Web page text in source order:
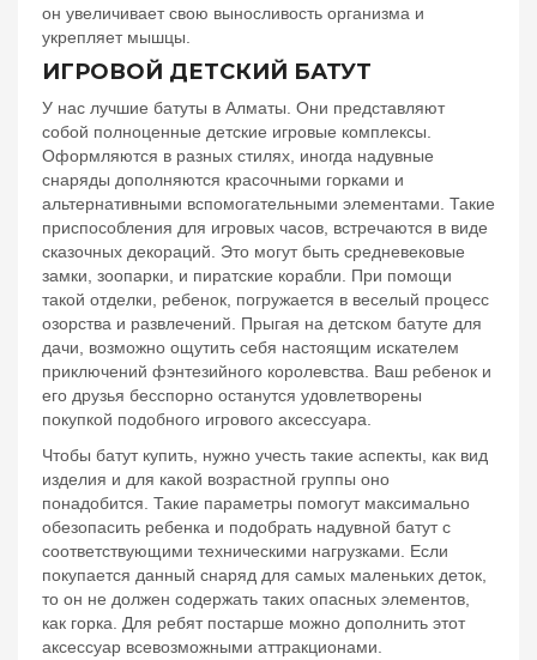
он увеличивает свою выносливость организма и
укрепляет мышцы.
ИГРОВОЙ ДЕТСКИЙ БАТУТ
У нас лучшие батуты в Алматы. Они представляют
собой полноценные детские игровые комплексы.
Оформляются в разных стилях, иногда надувные
снаряды дополняются красочными горками и
альтернативными вспомогательными элементами. Такие
приспособления для игровых часов, встречаются в виде
сказочных декораций. Это могут быть средневековые
замки, зоопарки, и пиратские корабли. При помощи
такой отделки, ребенок, погружается в веселый процесс
озорства и развлечений. Прыгая на детском батуте для
дачи, возможно ощутить себя настоящим искателем
приключений фэнтезийного королевства. Ваш ребенок и
его друзья бесспорно останутся удовлетворены
покупкой подобного игрового аксессуара.
Чтобы батут купить, нужно учесть такие аспекты, как вид
изделия и для какой возрастной группы оно
понадобится. Такие параметры помогут максимально
обезопасить ребенка и подобрать надувной батут с
соответствующими техническими нагрузками. Если
покупается данный снаряд для самых маленьких деток,
то он не должен содержать таких опасных элементов,
как горка. Для ребят постарше можно дополнить этот
аксессуар всевозможными аттракционами.